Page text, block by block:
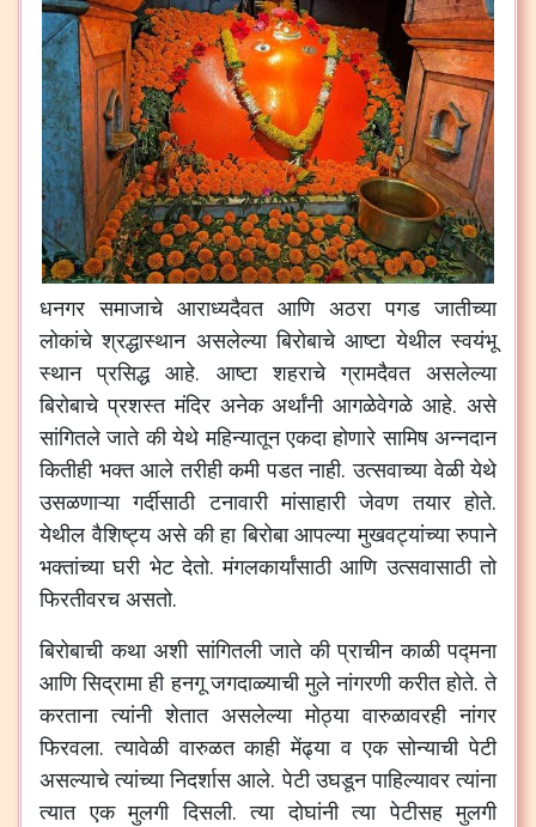
धनगर समाजाचे आराध्यदैवत आणि अठरा पगड जातीच्या
लोकांचे श्रद्धास्थान असलेल्या बिरोबाचे आष्टा येथील स्वयंभू
स्थान प्रसिद्ध आहे. आष्टा शहराचे ग्रामदैवत असलेल्या
बिरोबाचे प्रशस्त मंदिर अनेक अर्थांनी आगळेवेगळे आहे.असे
सांगितले जाते की येथे महिन्यातून एकदा होणारे सामिष अन्नदान
कितीही भक्त आले तरीही कमी पडत नाही.उत्सवाच्या वेळी येथे
उसळणाऱ्या गर्दीसाठी टनावारी मांसाहारी जेवण तयार होते.
येथील वैशिष्ट्य असे की हा बिरोबा आपल्या मुखवट्यांच्या रुपाने
भक्तांच्या घरी भेट देतो.मंगलकार्यांसाठी आणि उत्सवासाठी तो
फिरतीवरच असतो.
बिरोबाची कथा अशी सांगितली जाते की प्राचीन काळी पद्मना
आणि सिद्रामा ही हनगू जगदाळ्याची मुले नांगरणी करीत होते.ते
करताना त्यांनी शेतात असलेल्या मोठ्या वारुळावरही नांगर
फिरवला.त्यावेळी वारुळत काही मेंढ्या व एक सोन्याची पेटी
असल्याचे त्यांच्या निदर्शास आले.पेटी उघडून पाहिल्यावर त्यांना
त्यात एक मुलगी दिसली.त्या दोघांनी त्या पेटीसह मुलगी